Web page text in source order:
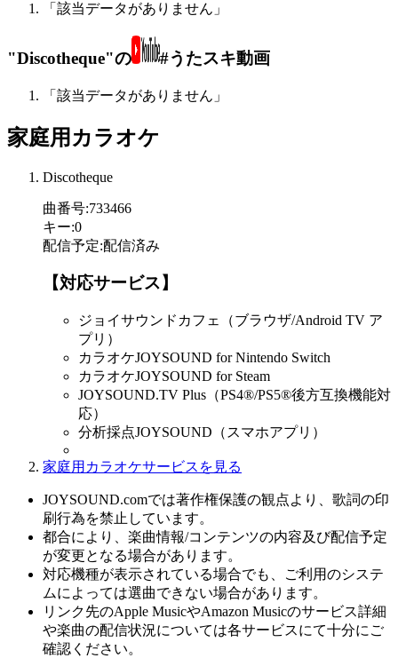
「該当データがありません」
"Discotheque"の #うたスキ動画
「該当データがありません」
家庭用カラオケ
Discotheque
曲番号:733466
キー:0
配信予定:配信済み
【対応サービス】
ジョイサウンドカフェ（ブラウザ/Android TV ア
プリ）
カラオケJOYSOUND for Nintendo Switch
カラオケJOYSOUND for Steam
JOYSOUND.TV Plus（PS4®/PS5®後方互換機能対
応）
分析採点JOYSOUND（スマホアプリ）
家庭用カラオケサービスを見る
JOYSOUND.comでは著作権保護の観点より、歌詞の印
刷行為を禁止しています。
都合により、楽曲情報/コンテンツの内容及び配信予定
が変更となる場合があります。
対応機種が表示されている場合でも、ご利用のシステ
ムによっては選曲できない場合があります。
リンク先のApple MusicやAmazon Musicのサービス詳細
や楽曲の配信状況については各サービスにて十分にご
確認ください。